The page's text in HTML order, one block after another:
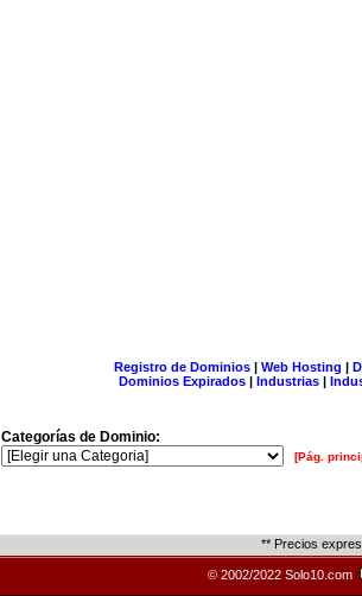
Registro de Dominios| Web Hosting |
Dominios Expirados | Industrias |
Categorías de Dominio:
[Pág.
** Precios
© 2002/2022 Solo10.com